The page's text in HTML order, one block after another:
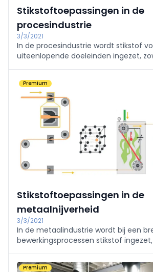
Stikstoftoepassingen in de
procesindustrie
3/3/2021
In de procesindustrie wordt stikstof
uiteenlopende doeleinden ingezet,
Premium
Stikstoftoepassingen in de
metaalnijverheid
3/3/2021
In de metaalindustrie wordt bij een
bewerkingsprocessen stikstof
Premium